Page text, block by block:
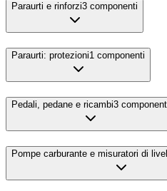
Paraurti e rinforzi3 componenti
Paraurti: protezioni1 componenti
Pedali, pedane e ricambi3
Pompe carburante e misuratori di